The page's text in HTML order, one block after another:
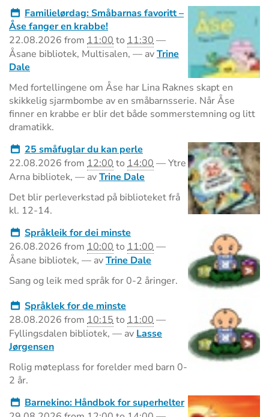
Familielørdag: Småbarnas favoritt –
Åse fanger en krabbe!
22.08.2026 from 11:00to 11:30—
Åsane bibliotek, Multisalen, — avTrine
Dale
Med fortellingene om Åse har Lina Raknes skapt en
skikkelig sjarmbombe av en småbarnsserie. Når Åse
finner en krabbe er blir det både sommerstemning og litt
dramatikk.
25 småfuglar du kan perle
22.08.2026 from 12:00to 14:00—Ytre
Arna bibliotek, — avTrine Dale
Det blir perleverkstad på biblioteket frå
kl. 12-14.
Språkleik for dei minste
26.08.2026 from 10:00to 11:00—
Åsane bibliotek, — avTrine Dale
Sang og leik med språk for 0-2 åringer.
Språklek for de minste
28.08.2026 from 10:15to 11:00—
Fyllingsdalen bibliotek, — av Lasse
Jørgensen
Rolig møteplass for forelder med barn 0-
2 år.
Barnekino: Håndbok for superhelter